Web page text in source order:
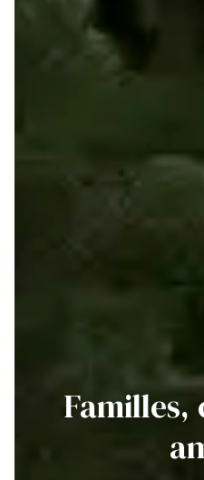
Familles,